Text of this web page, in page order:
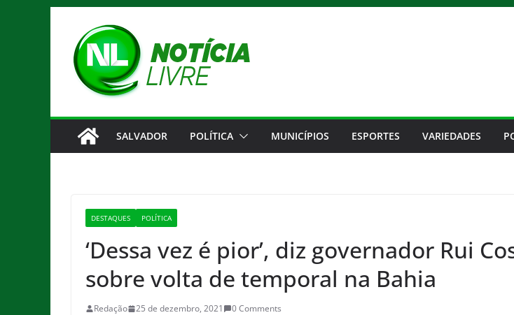
conteúdo
SALVADOR POLÍTICA MUNICÍPIOS ESPORTES VARIEDADES
DESTAQUES POLÍTICA
‘Dessa vez é pior’, diz governador Rui
sobre volta de temporal na Bahia
Redação 25 de dezembro, 2021 0 Comments